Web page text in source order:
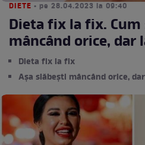
DIETE • pe 28.04.2023 la 09:40
Dieta fix la fix. Cum
mâncând orice, dar
Dieta fix la fix
Așa slăbești mâncând orice,